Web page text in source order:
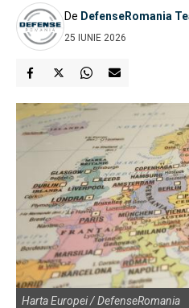
De DefenseRomania
25 IUNIE 2026
Harta Europei / DefenseRomania